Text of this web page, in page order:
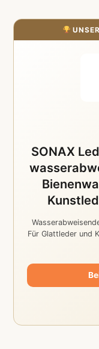
SONAX
Für Glattleder und